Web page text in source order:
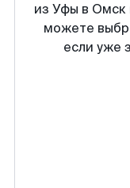
из Уфы в Омск
можете
если уже